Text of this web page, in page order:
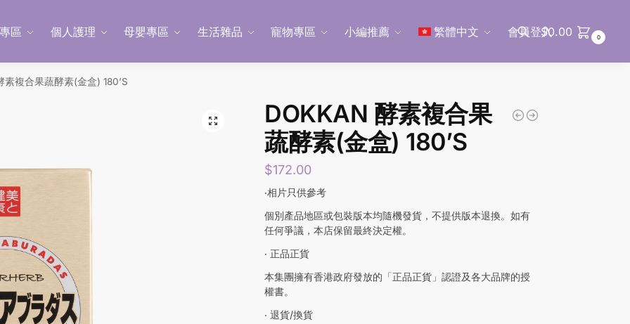
區 個人護理 母嬰專區 生活雜品 寵物專區 小編推薦 繁體中文 會員登入
$0.00 0
素複合果蔬酵素(金盒) 180’S
DOKKAN 酵素複合果
蔬酵素(金盒) 180’S
$172.00
‧相片只供參考
個別產品地區或包裝版本均隨機發貨，不提供版本退換。如有
任何爭議，本店保留最終決定權。
‧ 正品正貨
本集團擁有香港政府發放的「正品正貨」認證及各大品牌的授
權書。
‧ 退貨/換貨